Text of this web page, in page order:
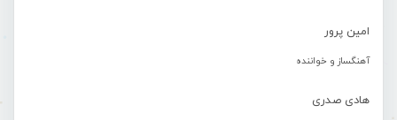
امین پرور
آهنگساز و خواننده
هادی صدری